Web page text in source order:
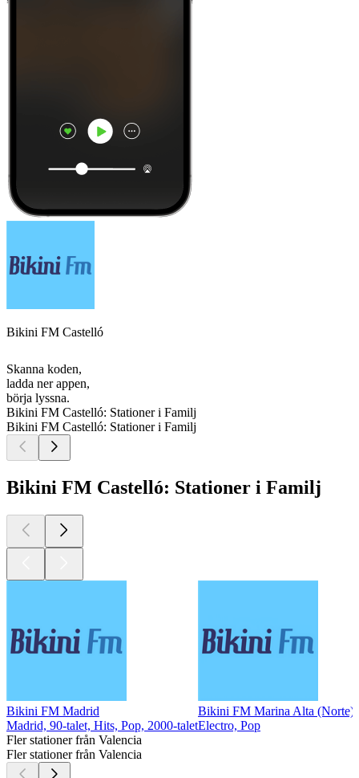
Bikini FM Castelló
Skanna koden,
ladda ner appen,
börja lyssna.
Bikini FM Castelló: Stationer i Familj
Bikini FM Castelló: Stationer i Familj
Bikini FM Castelló: Stationer i Familj
Bikini FM Madrid
Madrid, 90-talet, Hits, Pop, 2000-talet
Bikini FM Marina Alta (Norte)
Electro, Pop
Fler stationer från Valencia
Fler stationer från Valencia